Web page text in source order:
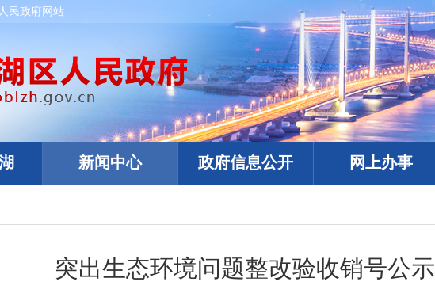
民政府网站
新闻中心 政府信息公开 网上办事
突出生态环境问题整改验收销号公示